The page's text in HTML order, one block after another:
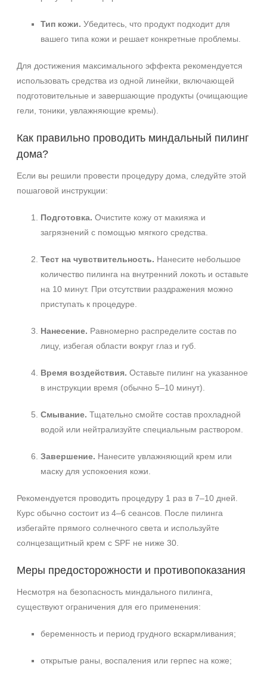
Тип кожи. Убедитесь, что продукт подходит для
вашего типа кожи и решает конкретные проблемы.
Для достижения максимального эффекта рекомендуется
использовать средства из одной линейки, включающей
подготовительные и завершающие продукты (очищающие
гели, тоники, увлажняющие кремы).
Как правильно проводить миндальный пилинг
дома?
Если вы решили провести процедуру дома, следуйте этой
пошаговой инструкции:
Подготовка. Очистите кожу от макияжа и
загрязнений с помощью мягкого средства.
Тест на чувствительность. Нанесите небольшое
количество пилинга на внутренний локоть и оставьте
на 10 минут. При отсутствии раздражения можно
приступать к процедуре.
Нанесение. Равномерно распределите состав по
лицу, избегая области вокруг глаз и губ.
Время воздействия. Оставьте пилинг на указанное
в инструкции время (обычно 5–10 минут).
Смывание. Тщательно смойте состав прохладной
водой или нейтрализуйте специальным раствором.
Завершение. Нанесите увлажняющий крем или
маску для успокоения кожи.
Рекомендуется проводить процедуру 1 раз в 7–10 дней.
Курс обычно состоит из 4–6 сеансов. После пилинга
избегайте прямого солнечного света и используйте
солнцезащитный крем с SPF не ниже 30.
Меры предосторожности и противопоказания
Несмотря на безопасность миндального пилинга,
существуют ограничения для его применения:
беременность и период грудного вскармливания;
открытые раны, воспаления или герпес на коже;